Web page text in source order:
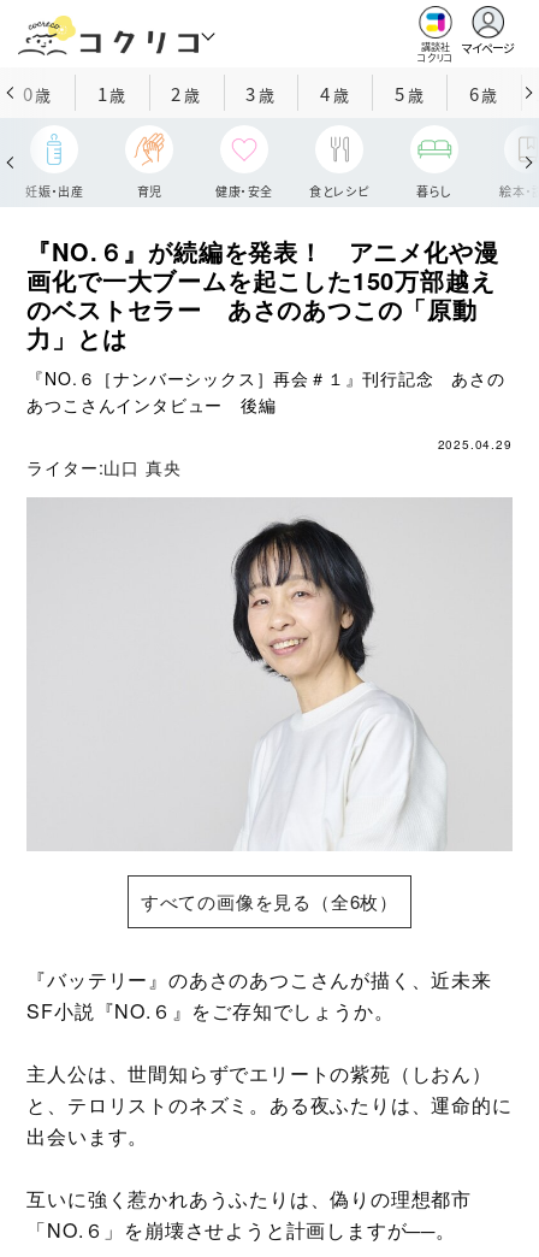
講談社
コクリコ
マイページ
0歳 1歳 2 歳 3歳 4歳 5歳 6歳
妊娠・出産 育児 健康・安全 食とレシピ 暮らし 絵本・
『NO.６』が続編を発表！ アニメ化や漫
画化で一大ブームを起こした150万部越え
のベストセラー あさのあつこの「原動
力」とは
『NO.６［ナンバーシックス］再会＃１』刊行記念 あさの
あつこさんインタビュー 後編
2025.04.29
ライター:山口 真央
すべての画像を見る（全6枚）
『バッテリー』のあさのあつこさんが描く、近未来
SF小説『NO.６』をご存知でしょうか。
主人公は、世間知らずでエリートの紫苑（しおん）
と、テロリストのネズミ。ある夜ふたりは、運命的に
出会います。
互いに強く惹かれあうふたりは、偽りの理想都市
「NO.６」を崩壊させようと計画しますが──。